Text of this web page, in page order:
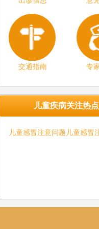
交通指南 专
儿童疾病关注热点
儿童感冒注意问题儿童感冒